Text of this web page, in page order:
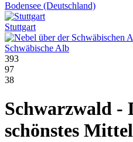
Bodensee (Deutschland)
Stuttgart
Schwäbische Alb
393
97
38
Schwarzwald -
schönstes